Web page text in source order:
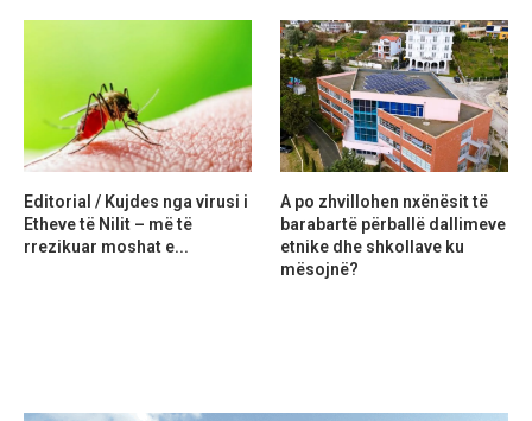
Editorial / Kujdes nga virusi i
Etheve të Nilit – më të
rrezikuar moshat e...
A po zhvillohen nxënësit të
barabartë përballë dallimeve
etnike dhe shkollave ku
mësojnë?